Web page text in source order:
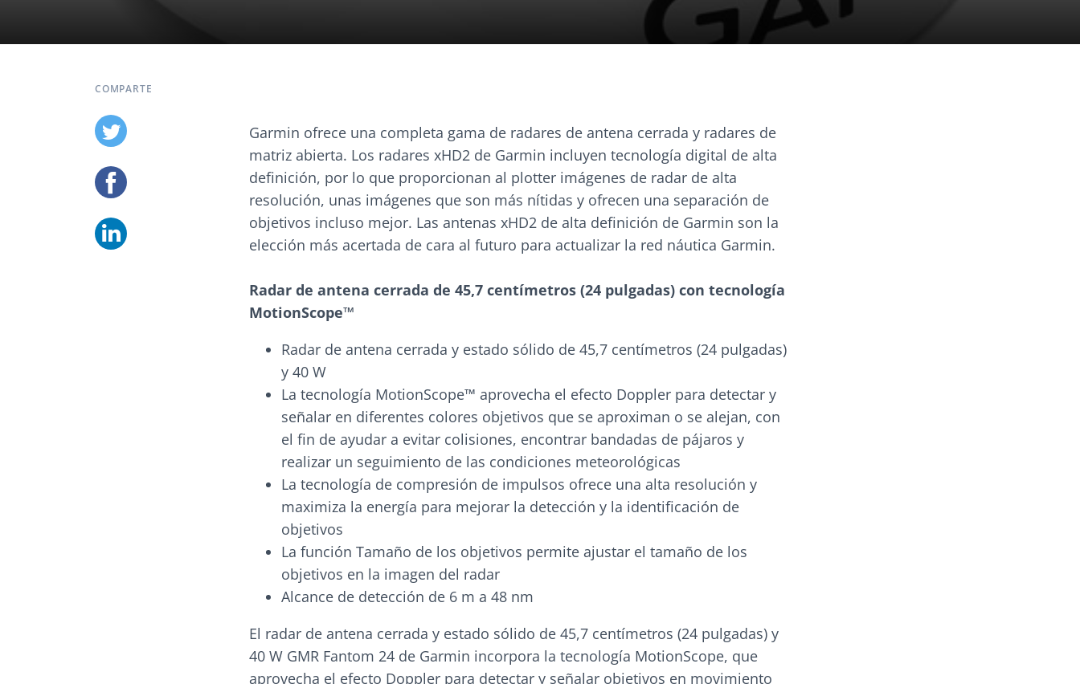
COMPARTE
Garmin ofrece una completa gama de radares de antena cerrada y radares de
matriz abierta. Los radares xHD2 de Garmin incluyen tecnología digital de alta
definición, por lo que proporcionan al plotter imágenes de radar de alta
resolución, unas imágenes que son más nítidas y ofrecen una separación de
objetivos incluso mejor. Las antenas xHD2 de alta definición de Garmin son la
elección más acertada de cara al futuro para actualizar la red náutica Garmin.
Radar de antena cerrada de 45,7 centímetros (24 pulgadas) con tecnología
MotionScope™
Radar de antena cerrada y estado sólido de 45,7 centímetros (24 pulgadas)
y 40 W
La tecnología MotionScope™ aprovecha el efecto Doppler para detectar y
señalar en diferentes colores objetivos que se aproximan o se alejan, con
el fin de ayudar a evitar colisiones, encontrar bandadas de pájaros y
realizar un seguimiento de las condiciones meteorológicas
La tecnología de compresión de impulsos ofrece una alta resolución y
maximiza la energía para mejorar la detección y la identificación de
objetivos
La función Tamaño de los objetivos permite ajustar el tamaño de los
objetivos en la imagen del radar
Alcance de detección de 6 m a 48 nm
El radar de antena cerrada y estado sólido de 45,7 centímetros (24 pulgadas) y
40 W GMR Fantom 24 de Garmin incorpora la tecnología MotionScope, que
aprovecha el efecto Doppler para detectar y señalar objetivos en movimiento